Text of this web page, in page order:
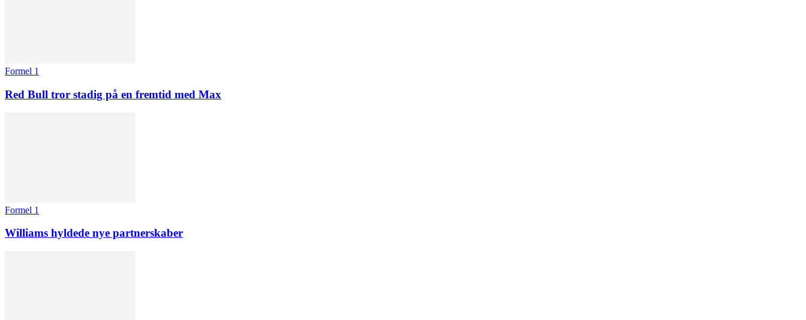
Formel 1
Red Bull tror stadig på en fremtid med Max
Formel 1
Williams hyldede nye partnerskaber